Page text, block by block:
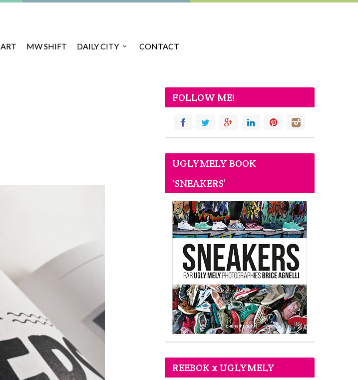
MW SHIFT DAILY CITY CONTACT
FOLLOW ME!
UGLYMELY BOOK
‘SNEAKERS’
REEBOK x UGLYMELY